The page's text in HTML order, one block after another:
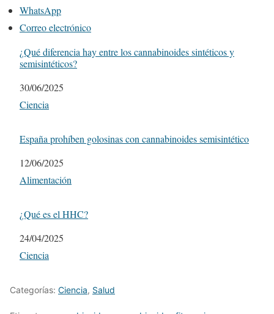
WhatsApp
Correo electrónico
¿Qué diferencia hay entre los cannabinoides sintéticos y
semisintéticos?
Fecha
30/06/2025
Respecto a
Ciencia
España prohíben golosinas con cannabinoides semisintético
Fecha
12/06/2025
Respecto a
Alimentación
¿Qué es el HHC?
Fecha
24/04/2025
Respecto a
Ciencia
Categorías: Ciencia, Salud